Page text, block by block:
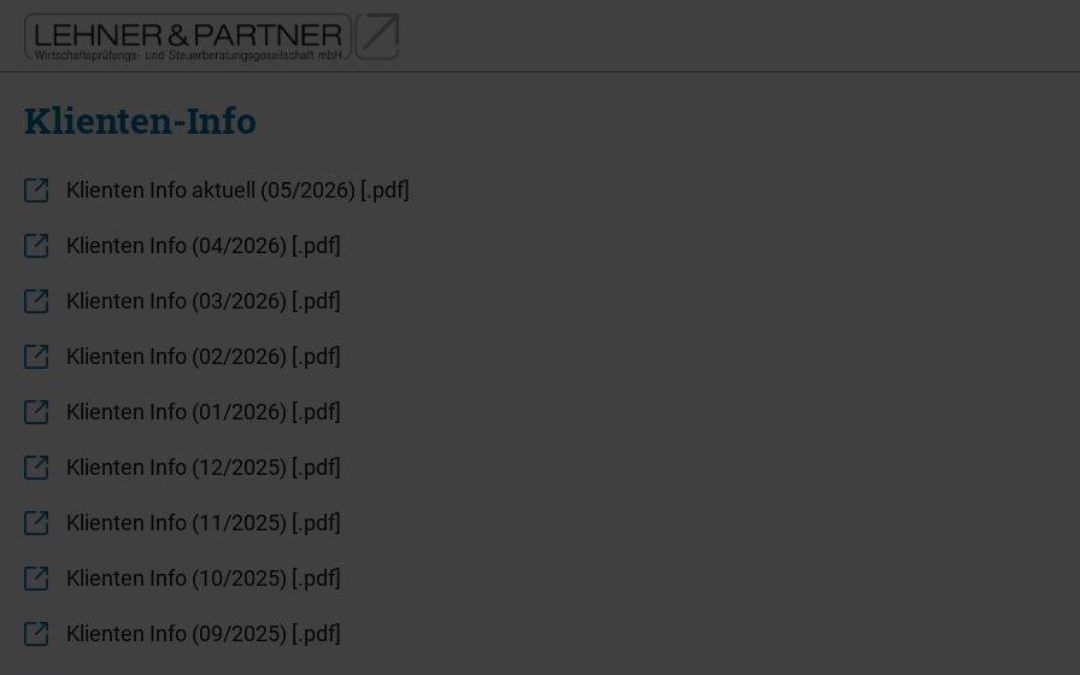
Klienten-Info
Klienten Info aktuell (05/2026) [.pdf]
Klienten Info (04/2026) [.pdf]
Klienten Info (03/2026) [.pdf]
Klienten Info (02/2026) [.pdf]
Klienten Info (01/2026) [.pdf]
Klienten Info (12/2025) [.pdf]
Klienten Info (11/2025) [.pdf]
Klienten Info (10/2025) [.pdf]
Klienten Info (09/2025) [.pdf]